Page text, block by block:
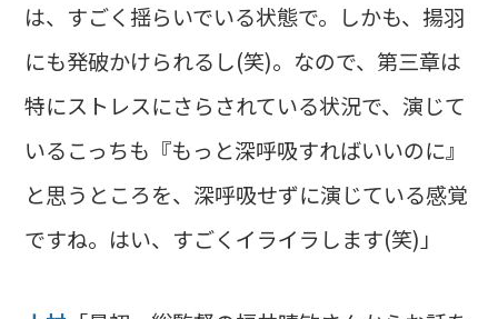
は、すごく揺らいでいる状態で。しかも、揚羽
にも発破かけられるし(笑)。なので、第三章は
特にストレスにさらされている状況で、演じて
いるこっちも『もっと深呼吸すればいいのに』
と思うところを、深呼吸せずに演じている感覚
ですね。はい、すごくイライラします(笑)」